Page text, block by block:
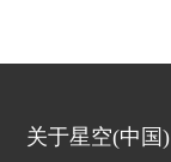
关于星空(中国)